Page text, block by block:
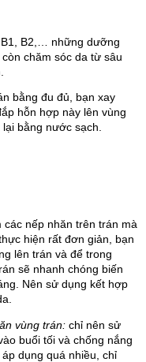
B2,… những dưỡng
chăm sóc da từ sâu
bằng đu đủ, bạn xay
hỗn hợp này lên vùng
bằng nước sạch.
nếp nhăn trên trán mà
hiện rất đơn giản, bạn
lên trán và để trong
sẽ nhanh chóng biến
Nên sử dụng kết hợp
vùng trán: chỉ nên sử
buổi tối và chống nắng
dụng quá nhiều, chỉ